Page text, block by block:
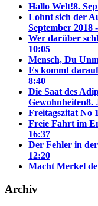
Hallo Welt!8.
Lohnt sich der
September 2018
Wer darüber
10:05
Mensch, Du
Es kommt
8:40
Die Saat des
Gewohnheiten8.
Freitagszitat No 1
Freie Fahrt im
16:37
Der Fehler in
12:20
Macht Merkel
Archiv